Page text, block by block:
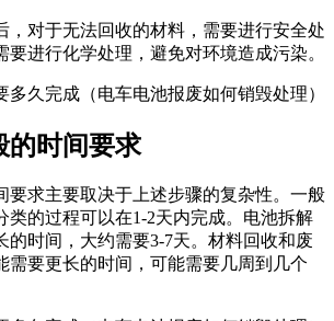
，对于无法回收的材料，需要进行安全处
要进行化学处理，避免对环境造成污染。
的时间要求
要求主要取决于上述步骤的复杂性。一般
类的过程可以在1-2天内完成。电池拆解
的时间，大约需要3-7天。材料回收和废
需要更长的时间，可能需要几周到几个